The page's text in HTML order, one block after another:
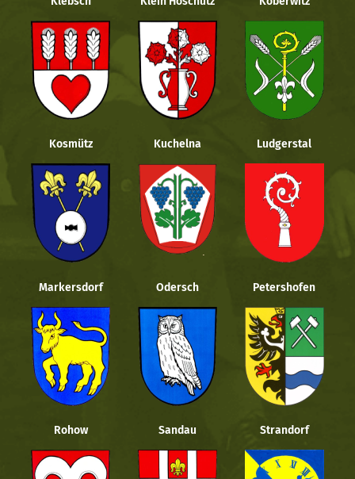
Kosmütz Kuchelna Ludgerstal
Markersdorf Odersch Petershofen
Rohow Sandau Strandorf